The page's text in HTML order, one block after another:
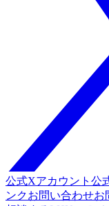
公式Xアカウント 公
ンクお問い合わせお